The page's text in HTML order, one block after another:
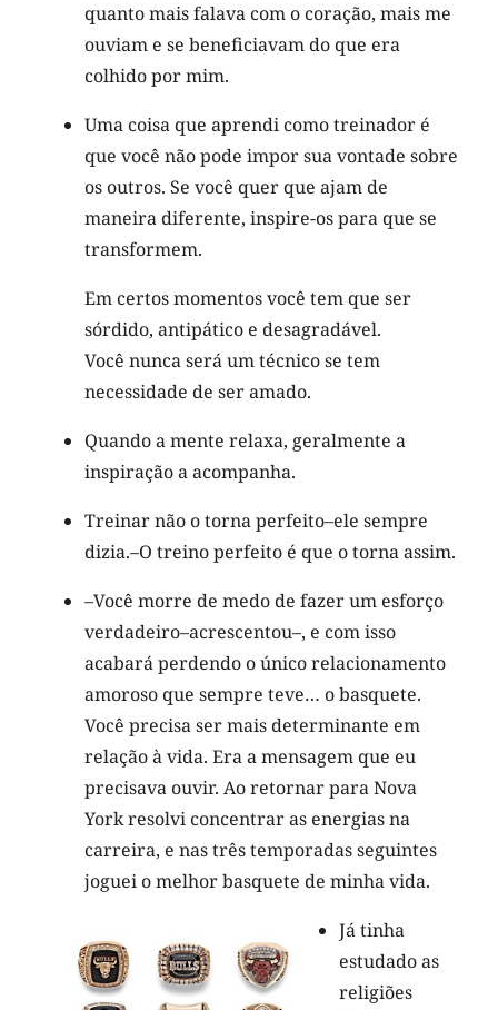
quanto mais falava com o coração, mais me
ouviam e se beneficiavam do que era
colhido por mim.
Uma coisa que aprendi como treinador é
que você não pode impor sua vontade sobre
os outros. Se você quer que ajam de
maneira diferente, inspire-os para que se
transformem.
Em certos momentos você tem que ser
sórdido, antipático e desagradável.
Você nunca será um técnico se tem
necessidade de ser amado.
Quando a mente relaxa, geralmente a
inspiração a acompanha.
Treinar não o torna perfeito–ele sempre
dizia.–O treino perfeito é que o torna assim.
–Você morre de medo de fazer um esforço
verdadeiro–acrescentou–, e com isso
acabará perdendo o único relacionamento
amoroso que sempre teve… o basquete.
Você precisa ser mais determinante em
relação à vida. Era a mensagem que eu
precisava ouvir. Ao retornar para Nova
York resolvi concentrar as energias na
carreira, e nas três temporadas seguintes
joguei o melhor basquete de minha vida.
Já tinha
estudado as
religiões